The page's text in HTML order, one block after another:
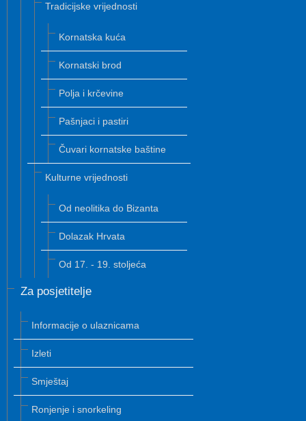
Tradicijske vrijednosti
Kornatska kuća
Kornatski brod
Polja i krčevine
Pašnjaci i pastiri
Čuvari kornatske baštine
Kulturne vrijednosti
Od neolitika do Bizanta
Dolazak Hrvata
Od 17. - 19. stoljeća
Za posjetitelje
Informacije o ulaznicama
Izleti
Smještaj
Ronjenje i snorkeling